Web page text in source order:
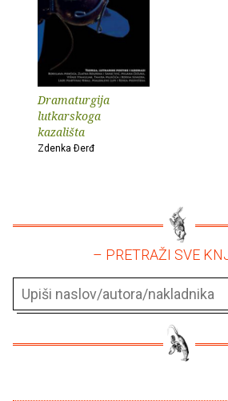
Dramaturgija
lutkarskoga
kazališta
Zdenka Ðerđ
– PRETRAŽI SVE